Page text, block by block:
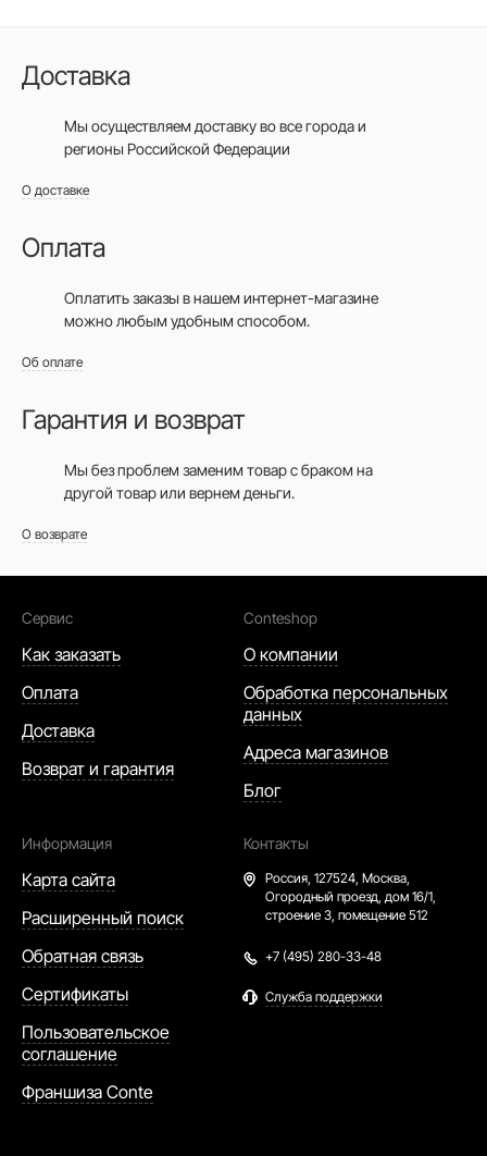
Доставка
Мы осуществляем доставку во все городаи
регионы Российской Федерации
О доставке
Оплата
Оплатить заказы в нашем интернет-магазине
можно любым удобным способом.
Об оплате
Гарантия и возврат
Мы без проблем заменим товар с браком на
другой товар или вернем деньги.
О возврате
Сервис
Как заказать
Оплата
Доставка
Возврат и гарантия
Conteshop
О компании
Обработка персональных
данных
Адреса магазинов
Блог
Информация
Карта сайта
Расширенный поиск
Обратная связь
Сертификаты
Пользовательское
соглашение
Франшиза Conte
Контакты
Россия, 127524, Москва,
Огородный проезд, дом 16/1,
строение 3, помещение 512
+7 (495) 280-33-48
Служба поддержки